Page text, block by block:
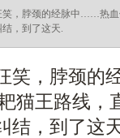
笑，脖颈的经脉中……热血
，到了这天.
笑，脖颈的
猫王路线，
结，到了这